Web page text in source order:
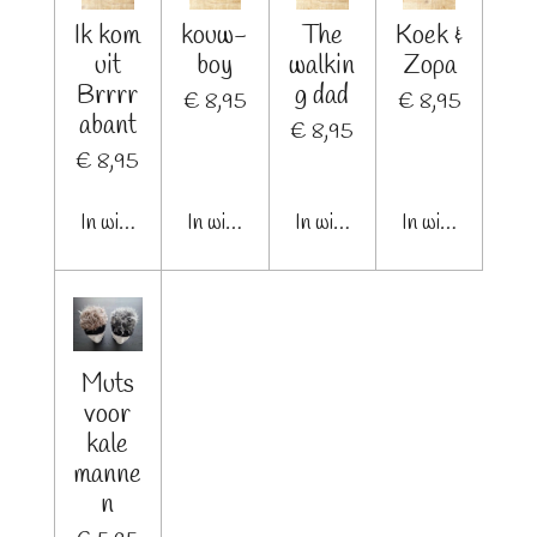
Ik kom
uit
Brrrr
abant
€ 8,95
In winkelwagen
kouw-
boy
€ 8,95
In winkelwagen
The
walkin
g dad
€ 8,95
In winkelwagen
Koek &
Zopa
€ 8,95
In winkelwagen
Muts
voor
kale
manne
n